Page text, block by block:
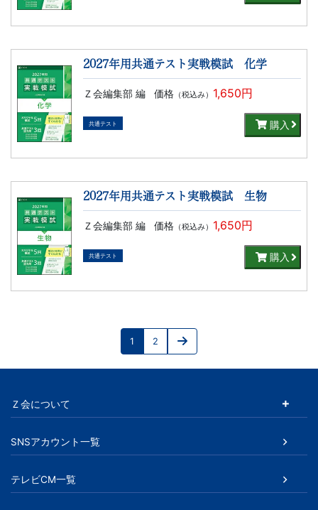
2027年用共通テスト実戦模試 化学
Ｚ会編集部 編 価格（税込み） 1,650円
共通テスト 購入
2027年用共通テスト実戦模試 生物
Ｚ会編集部 編 価格（税込み） 1,650円
共通テスト 購入
投
稿
ジ
Page
1
Page
2
Ｚ会について
SNSアカウント一覧
テレビCM一覧